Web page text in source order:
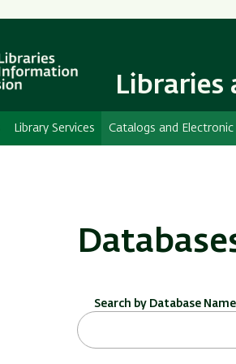
Library Services Catalogs and Electronic
Search by Database Name